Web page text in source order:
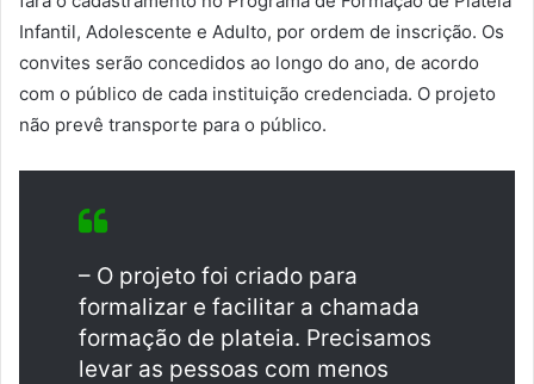
Infantil, Adolescente e Adulto, por ordem de inscrição. Os
convites serão concedidos ao longo do ano, de acordo
com o público de cada instituição credenciada. O projeto
não prevê transporte para o público.
– O projeto foi criado para
formalizar e facilitar a chamada
formação de plateia. Precisamos
levar as pessoas com menos